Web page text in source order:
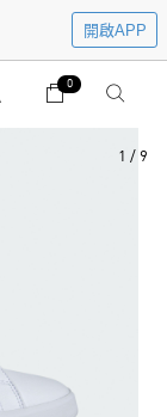
開啟APP
0
1 / 9